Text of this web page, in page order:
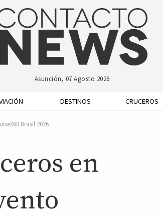
Asunción, 07 Agosto 2026
DESTINOS CRUCEROS
Brasil 2026
en